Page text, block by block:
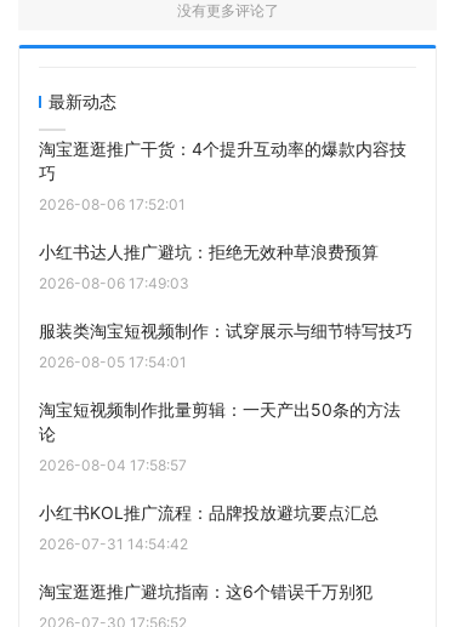
没有更多评论了
最新动态
淘宝逛逛推广干货：4个提升互动率的爆款内容技
巧
2026-08-06 17:52:01
小红书达人推广避坑：拒绝无效种草浪费预算
2026-08-06 17:49:03
服装类淘宝短视频制作：试穿展示与细节特写技巧
2026-08-05 17:54:01
淘宝短视频制作批量剪辑：一天产出50条的方法
论
2026-08-04 17:58:57
小红书KOL推广流程：品牌投放避坑要点汇总
2026-07-31 14:54:42
淘宝逛逛推广避坑指南：这6个错误千万别犯
2026-07-30 17:56:52